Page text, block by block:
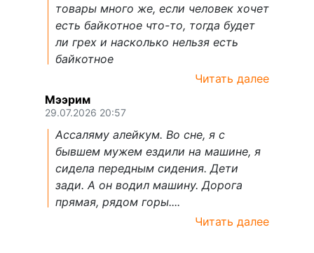
товары много же, если человек хочет
есть байкотное что-то, тогда будет
ли грех и насколько нельзя есть
байкотное
Читать далее
Мээрим
29.07.2026 20:57
Ассаляму алейкум. Во сне, я с
бывшем мужем ездили на машине, я
сидела передным сидения. Дети
зади. А он водил машину. Дорога
прямая, рядом горы....
Читать далее